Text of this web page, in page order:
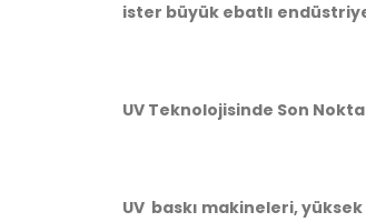
ister büyük ebatlı
UV Teknolojisinde Son Nokta
UV baskı makineleri,